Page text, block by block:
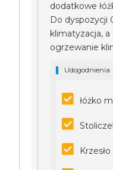
dodatkowe
Do dyspozycji
klimatyzacja,
ogrzewanie
Udogodnienia
łóżko
Krzesło